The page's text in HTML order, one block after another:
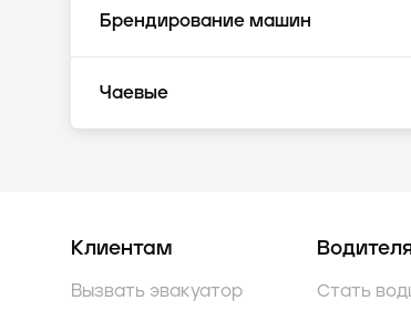
Брендирование машин
Чаевые
Клиентам
Вызвать эвакуатор Стать